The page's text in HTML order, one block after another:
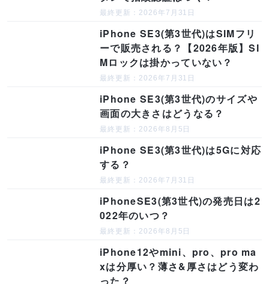
最終更新：2026年7月31日
iPhone SE3(第3世代)はSIMフリ
ーで販売される？【2026年版】SI
Mロックは掛かっていない？
最終更新：2026年7月31日
iPhone SE3(第3世代)のサイズや
画面の大きさはどうなる？
最終更新：2026年8月5日
iPhone SE3(第3世代)は5Gに対応
する？
最終更新：2026年7月31日
iPhoneSE3(第3世代)の発売日は2
022年のいつ？
最終更新：2026年8月5日
iPhone12やmini、pro、pro ma
xは分厚い？薄さ&厚さはどう変わ
った？